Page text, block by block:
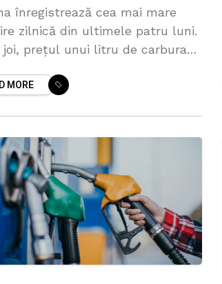
înregistrează cea mai mare
zilnică din ultimele patru luni.
joi, prețul unui litru de carburant
MORE